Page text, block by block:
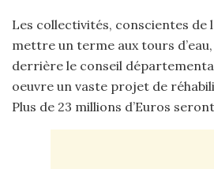
Les collectivités, conscientes de
mettre un terme aux tours
derrière le conseil
oeuvre un vaste projet de
Plus de 23 millions d’Euros